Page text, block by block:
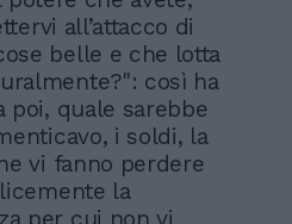
all’attacco di
belle e che lotta
così ha
poi, quale sarebbe
i soldi, la
vi fanno perdere
la